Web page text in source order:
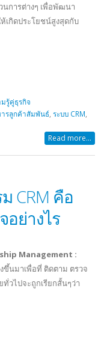
นการต่างๆ เพื่อพัฒนา
เกิดประโยชน์สูงสุดกับ
รู้คู่ธุรกิจ
ารลูกค้าสัมพันธ์, ระบบ CRM
Read more...
CRM คือ
อย่างไร
Management :
นมาเพื่อที่ ติดตาม ตรวจ
วไปจะถูกเรียกสั้นๆว่า